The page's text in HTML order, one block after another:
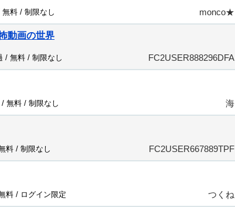
無料 / 制限なし monco★
動画の世界
/ 無料 / 制限なし FC2USER888296DFA
/ 無料 / 制限なし 海
料 / 制限なし FC2USER667889TPF
料 / ログイン限定 つくね